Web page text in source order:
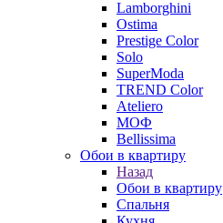
Lamborghini
Ostima
Prestige Color
Solo
SuperModa
TREND Color
Ateliero
МОФ
Bellissima
Обои в квартиру
Назад
Обои в квартиру
Спальня